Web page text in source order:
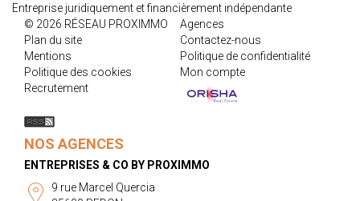
Entreprise juridiquement et financièrement indépendante
© 2026 RÉSEAU PROXIMMO
Agences
Plan du site
Contactez-nous
Mentions
Politique de confidentialité
Politique des cookies
Mon compte
Recrutement
NOS AGENCES
ENTREPRISES & CO BY PROXIMMO
9 rue Marcel Quercia